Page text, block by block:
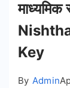
माध्यमिक
Key
By Admin